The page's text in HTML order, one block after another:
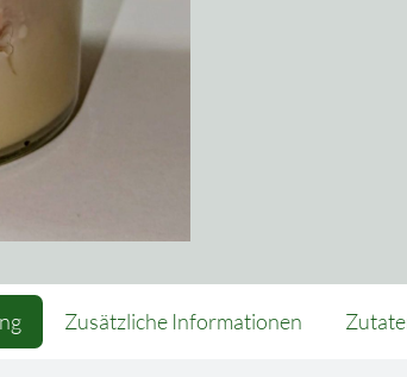
Zusätzliche Informationen